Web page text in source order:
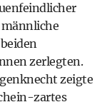
zerlegten.
zeigte
zartes